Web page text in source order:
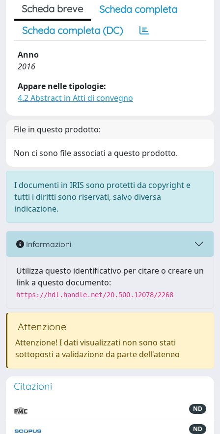
Scheda breve
Scheda completa
Scheda completa (DC)
Anno
2016
Appare nelle tipologie:
4.2 Abstract in Atti di convegno
File in questo prodotto:
Non ci sono file associati a questo prodotto.
I documenti in IRIS sono protetti da copyright e
tutti i diritti sono riservati, salvo diversa
indicazione.
Informazioni
Utilizza questo identificativo per citare o creare un
link a questo documento:
https://hdl.handle.net/20.500.12078/2268
Attenzione
Attenzione! I dati visualizzati non sono stati
sottoposti a validazione da parte dell'ateneo
Citazioni
ND
ND